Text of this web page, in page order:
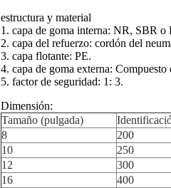
estructura y material
1. capa de goma interna: NR, SBR o
2. capa del refuerzo: cordón del
3. capa flotante: PE.
4. capa de goma externa:
5. factor de seguridad: 1: 3.
Dimensión:
Tamaño (pulgada)
8
200
10
250
12
300
16
400